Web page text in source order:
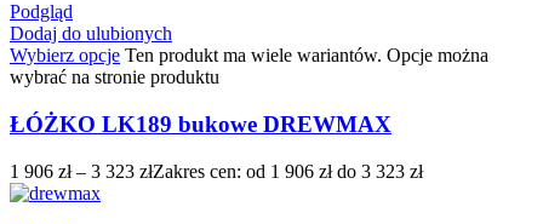
Podgląd
Dodaj do ulubionych
Wybierz opcje Ten produkt ma wiele wariantów. Opcje można
wybrać na stronie produktu
ŁÓŻKO LK189 bukowe DREWMAX
1 906 zł – 3 323 złZakres cen: od 1 906 zł do 3 323 zł